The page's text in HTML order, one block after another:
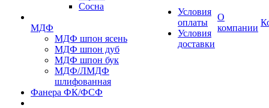
Сосна
МДФ
МДФ шпон ясень
МДФ шпон дуб
МДФ шпон бук
МДФ/ЛМДФ
шлифованная
Фанера ФК/ФСФ
Условия
оплаты
Условия
доставки
О
компании